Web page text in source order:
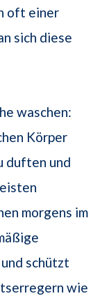
oft einer
sich diese
waschen:
Körper
duften und
morgens im
und schützt
wie